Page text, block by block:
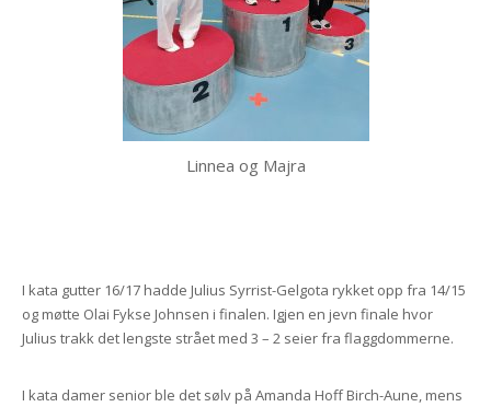
Linnea og Majra
I kata gutter 16/17 hadde Julius Syrrist-Gelgota rykket opp fra 14/15
og møtte Olai Fykse Johnsen i finalen. Igjen en jevn finale hvor
Julius trakk det lengste strået med 3 – 2 seier fra flaggdommerne.
I kata damer senior ble det sølv på Amanda Hoff Birch-Aune, mens